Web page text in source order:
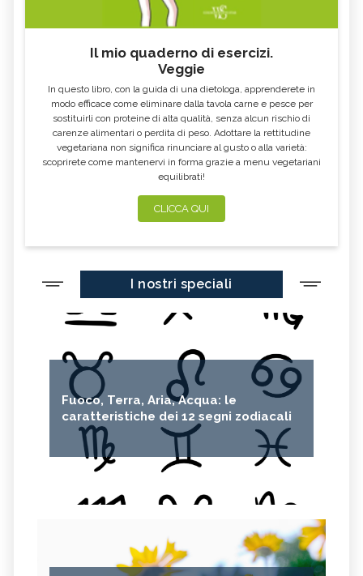
Il mio quaderno di esercizi.
Veggie
In questo libro, con la guida di una dietologa, apprenderete in
modo efficace come eliminare dalla tavola carne e pesce per
sostituirli con proteine di alta qualità, senza alcun rischio di
carenze alimentari o perdita di peso. Adottare la rettitudine
vegetariana non significa rinunciare al gusto o alla varietà:
scoprirete come mantenervi in forma grazie a menu vegetariani
equilibrati!
CLICCA QUI
I nostri speciali
Fuoco, Terra, Aria, Acqua: le
caratteristiche dei 12 segni zodiacali